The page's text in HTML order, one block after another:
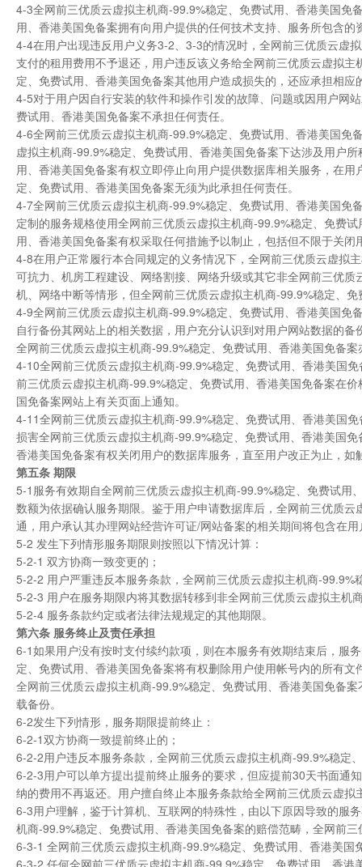
4-3全网前三优质云虚拟主机商-99.9%稳定、免费试用、香港美国
用、香港美国免备案拥有向用户提供的任何技术支持、服务所包含
4-4在用户出现违反用户义务3-2、3-3的情况时，全网前三优质云虚
支付的租用费用不予退还，用户违反该义务给全网前三优质云虚拟
定、免费试用、香港美国免备案其他用户造成损失的，还应承担相应
4-5对于用户因自行安装的软件和操作引发的故障、问题或因用户网
费试用、香港美国免备案不承担任何责任。
4-6全网前三优质云虚拟主机商-99.9%稳定、免费试用、香港美国
虚拟主机商-99.9%稳定、免费试用、香港美国免备案下达涉及用户
用、香港美国免备案有权立即停止向用户提供数据库相关服务，在
定、免费试用、香港美国免备案无须为此承担任何责任。
4-7全网前三优质云虚拟主机商-99.9%稳定、免费试用、香港美国
定制的服务规格使用全网前三优质云虚拟主机商-99.9%稳定、免费
用、香港美国免备案有权采取任何措施予以制止，包括但不限于关
4-8在用户正常履行本合同规定的义务情况下，全网前三优质云虚拟
可抗力、机房工程建设、网络割接、网络升级或其它非全网前三优
机、网络中断等情形，但全网前三优质云虚拟主机商-99.9%稳定、
4-9全网前三优质云虚拟主机商-99.9%稳定、免费试用、香港美国
自行备份其网站上的相关数据，用户充分认识到对用户网站数据的
全网前三优质云虚拟主机商-99.9%稳定、免费试用、香港美国免备
4-10全网前三优质云虚拟主机商-99.9%稳定、免费试用、香港美国
前三优质云虚拟主机商-99.9%稳定、免费试用、香港美国免备案在
国免备案网站上有关页面上通知。
4-11全网前三优质云虚拟主机商-99.9%稳定、免费试用、香港美国
损害全网前三优质云虚拟主机商-99.9%稳定、免费试用、香港美国
香港美国免备案有权关闭用户的数据库服务，直至用户改正为止，
第五条 期限
5-1服务有效期自全网前三优质云虚拟主机商-99.9%稳定、免费试
数额为依据确认服务期限。鉴于用户申请数据库后，全网前三优质
通，用户承认其办理网站经营许可证/网站备案的相关期间将包含在
5-2 发生下列情形服务期限则按照以下情况计算：
5-2-1 双方协商一致变更的；
5-2-2 用户严重违反本服务条款，全网前三优质云虚拟主机商-
5-2-3 用户在服务期限内将其数据转移到非全网前三优质云虚拟主
5-2-4 服务条款约定或者法律法规规定的其他期限。
第六条 服务终止及责任承担
6-1如果用户没有按时支付续约款项，则在本服务有效期结束后，服
定、免费试用、香港美国免备案将有权删除用户使用帐号内的所有
全网前三优质云虚拟主机商-99.9%稳定、免费试用、香港美国免备
载备份。
6-2发生下列情形，服务期限提前终止：
6-2-1双方协商一致提前终止的；
6-2-2用户违反本服务条款，全网前三优质云虚拟主机商-99.9%稳定
6-2-3用户可以单方提出提前终止服务的要求，但应提前30天书面通
纳的费用不再返还。用户擅自终止本服务条款给全网前三优质云虚
6-3用户理解，鉴于计算机、互联网的特殊性，由以下原因导致的服
机商-99.9%稳定、免费试用、香港美国免备案的赔偿范畴，全网前
6-3-1 全网前三优质云虚拟主机商-99.9%稳定、免费试用、香港美
6-3-2 任何全网前三优质云虚拟主机商-99.9%稳定、免费试用、香